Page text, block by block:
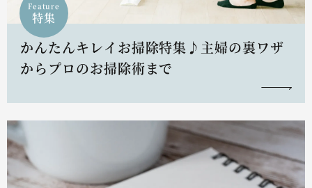
Feature
特集
かんたんキレイお掃除特集♪主婦の裏ワザ
からプロのお掃除術まで